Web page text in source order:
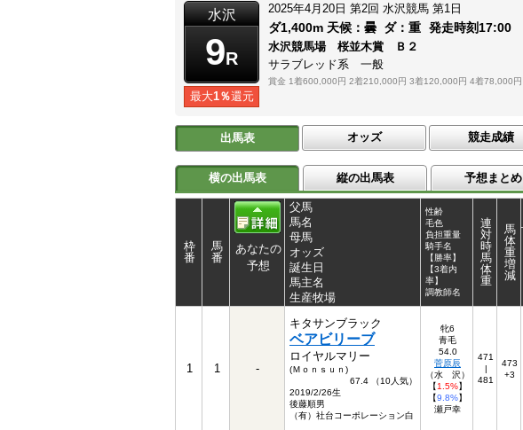
水沢
9R
最大1％還元
2025年4月20日 第2回 水沢競馬 第1日
ダ1,400m 天候： 曇 ダ：重 発走時刻17:00
水沢競馬場 桜並木賞 Ｂ２
サラブレッド系 一般
賞金 1着600,000円 2着210,000円 3着120,000円 4着78,000円
出馬表 オッズ 競走成績
横の出馬表 縦の出馬表 予想まとめ
枠
番
馬
番
あなたの
予想
父馬
馬名
母馬
オッズ
誕生日
馬主名
生産牧場
性齢
毛色
負担重量
騎手名
【勝率】
【3着内
率】
調教師名
連
対
時
馬
体
重
馬
体
重
増
減
1 1 -
キタサンブラック
ベアビリーブ
ロイヤルマリー
(Ｍｏｎｓｕｎ)
67.4 （10人気）
2019/2/26生
後藤順男
（有）社台コーポレーション白
牝6
青毛
54.0
菅原辰
（水 沢）
【1.5%】
【9.8%】
瀬戸幸
471
|
481
473
+3